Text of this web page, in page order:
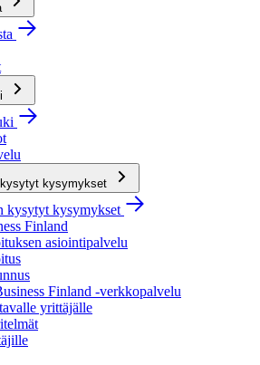
kysymykset
kysytyt kysymykset
Finland
asiointipalvelu
Finland -verkkopalvelu
yrittäjälle